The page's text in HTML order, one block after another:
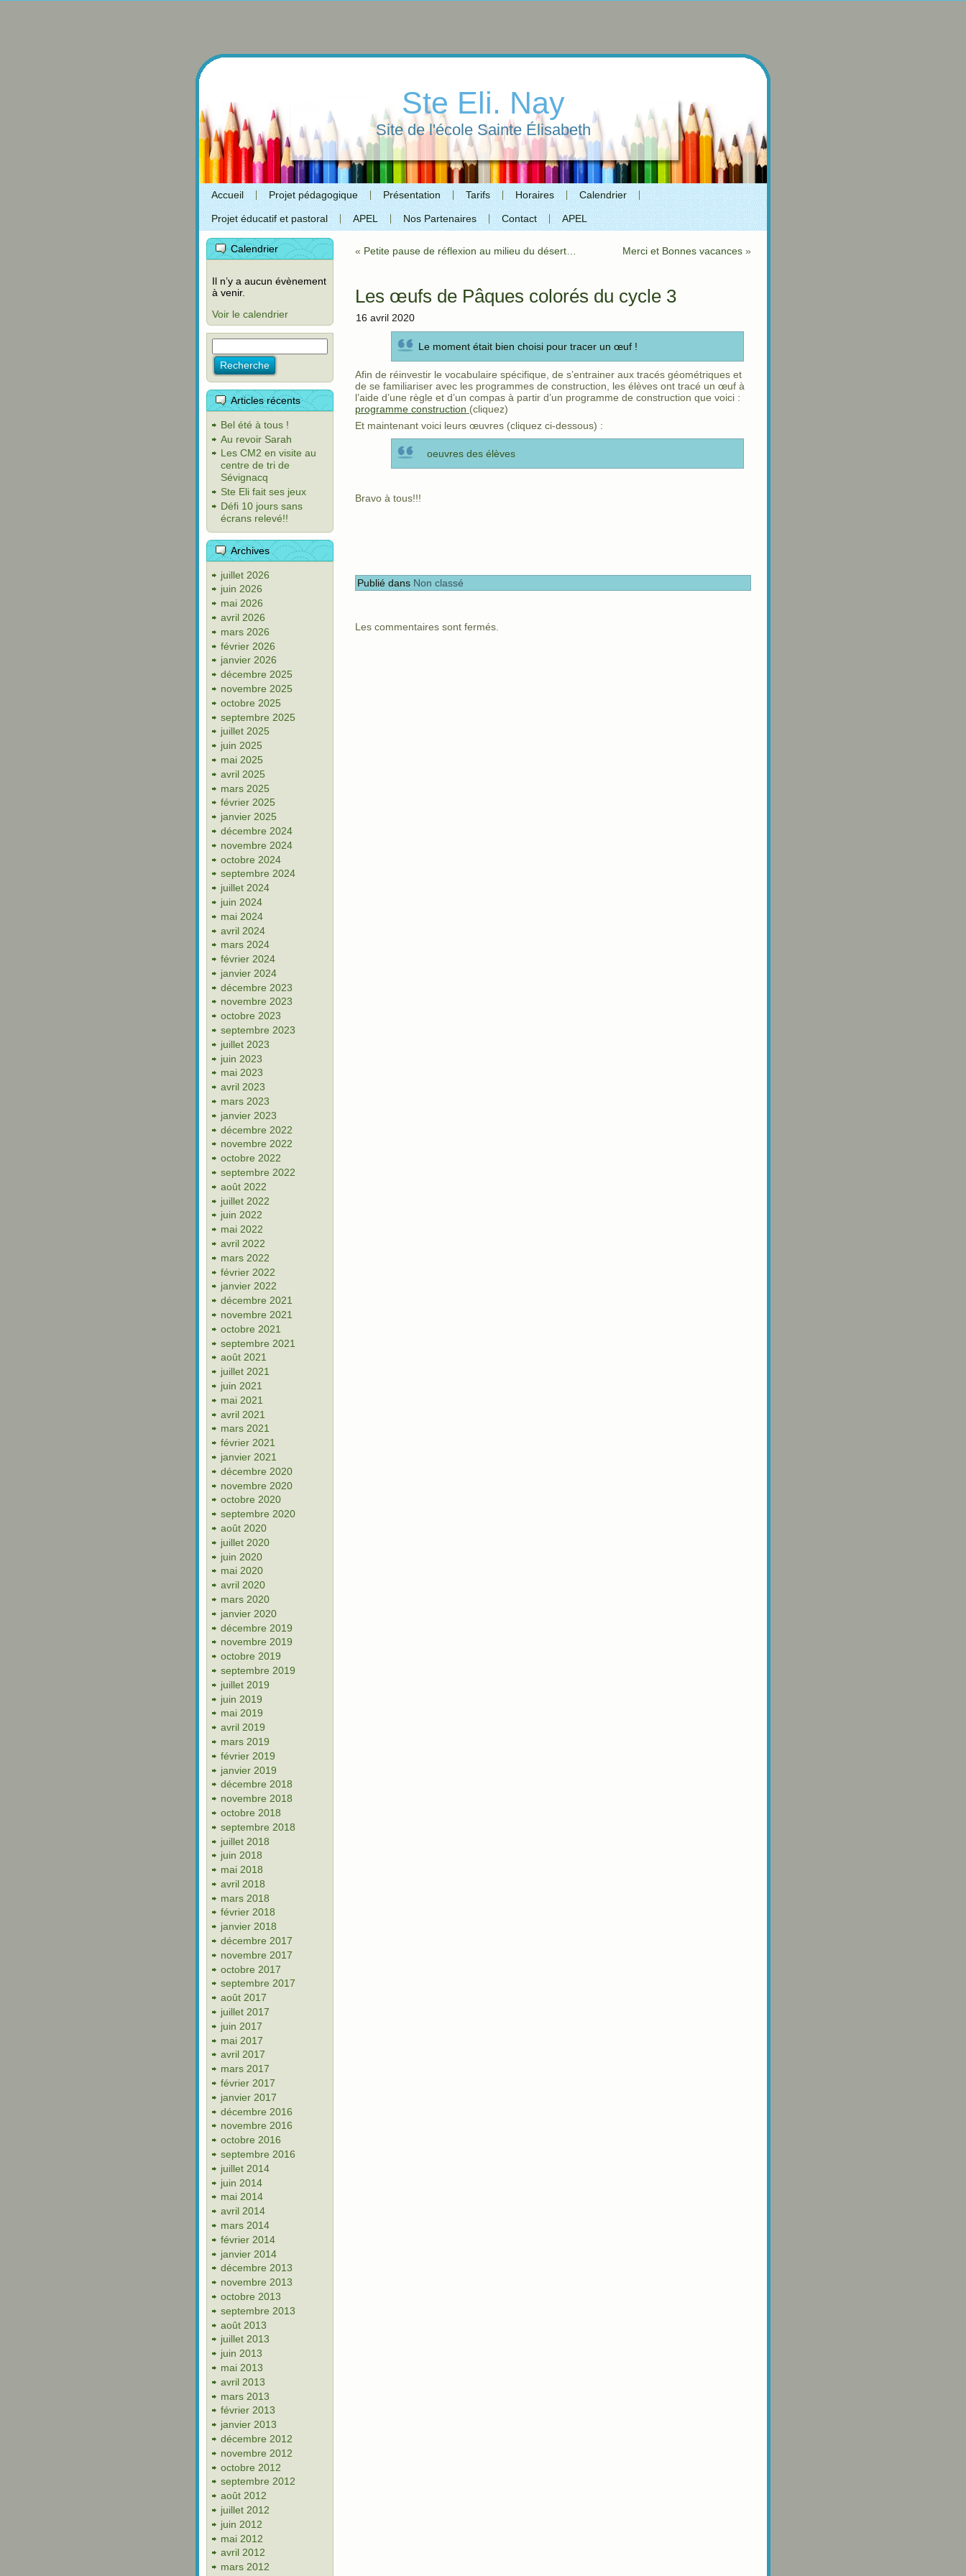
Ste Eli. Nay
Site de l'école Sainte Élisabeth
Accueil Projet pédagogique Présentation Tarifs Horaires Calendrier
Projet éducatif et pastoral APEL Nos Partenaires Contact APEL
Calendrier
Il n’y a aucun évènement
à venir.
Voir le calendrier
Articles récents
Bel été à tous !
Au revoir Sarah
Les CM2 en visite au
centre de tri de
Sévignacq
Ste Eli fait ses jeux
Défi 10 jours sans
écrans relevé!!
Archives
juillet 2026
juin 2026
mai 2026
avril 2026
mars 2026
février 2026
janvier 2026
décembre 2025
novembre 2025
octobre 2025
septembre 2025
juillet 2025
juin 2025
mai 2025
avril 2025
mars 2025
février 2025
janvier 2025
décembre 2024
novembre 2024
octobre 2024
septembre 2024
juillet 2024
juin 2024
mai 2024
avril 2024
mars 2024
février 2024
janvier 2024
décembre 2023
novembre 2023
octobre 2023
septembre 2023
juillet 2023
juin 2023
mai 2023
avril 2023
mars 2023
janvier 2023
décembre 2022
novembre 2022
octobre 2022
septembre 2022
août 2022
juillet 2022
juin 2022
mai 2022
avril 2022
mars 2022
février 2022
janvier 2022
décembre 2021
novembre 2021
octobre 2021
septembre 2021
août 2021
juillet 2021
juin 2021
mai 2021
avril 2021
mars 2021
février 2021
janvier 2021
décembre 2020
novembre 2020
octobre 2020
septembre 2020
août 2020
juillet 2020
juin 2020
mai 2020
avril 2020
mars 2020
janvier 2020
décembre 2019
novembre 2019
octobre 2019
septembre 2019
juillet 2019
juin 2019
mai 2019
avril 2019
mars 2019
février 2019
janvier 2019
décembre 2018
novembre 2018
octobre 2018
septembre 2018
juillet 2018
juin 2018
mai 2018
avril 2018
mars 2018
février 2018
janvier 2018
décembre 2017
novembre 2017
octobre 2017
septembre 2017
août 2017
juillet 2017
juin 2017
mai 2017
avril 2017
mars 2017
février 2017
janvier 2017
décembre 2016
novembre 2016
octobre 2016
septembre 2016
juillet 2014
juin 2014
mai 2014
avril 2014
mars 2014
février 2014
janvier 2014
décembre 2013
novembre 2013
octobre 2013
septembre 2013
août 2013
juillet 2013
juin 2013
mai 2013
avril 2013
mars 2013
février 2013
janvier 2013
décembre 2012
novembre 2012
octobre 2012
septembre 2012
août 2012
juillet 2012
juin 2012
mai 2012
avril 2012
mars 2012
« Petite pause de réflexion au milieu du désert… Merci et Bonnes vacances »
Les œufs de Pâques colorés du cycle 3
16 avril 2020
Le moment était bien choisi pour tracer un œuf !
Afin de réinvestir le vocabulaire spécifique, de s’entrainer aux tracés géométriques et
de se familiariser avec les programmes de construction, les élèves ont tracé un œuf à
l’aide d’une règle et d’un compas à partir d’un programme de construction que voici :
programme construction (cliquez)
Et maintenant voici leurs œuvres (cliquez ci-dessous) :
oeuvres des élèves
Bravo à tous!!!
Publié dans Non classé
Les commentaires sont fermés.